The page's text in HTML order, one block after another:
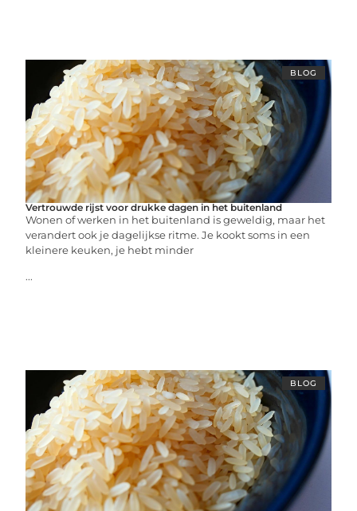
BLOG
Vertrouwde rijst voor drukke dagen in het buitenland
Wonen of werken in het buitenland is geweldig, maar het
verandert ook je dagelijkse ritme. Je kookt soms in een
kleinere keuken, je hebt minder
...
BLOG